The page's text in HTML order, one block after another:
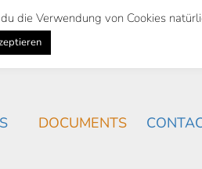
Suche
NEWS
DOCUMENTS
die Verwendung von Cookies